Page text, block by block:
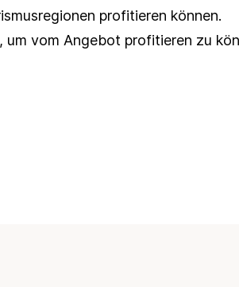
profitieren können.
um vom Angebot profitieren zu